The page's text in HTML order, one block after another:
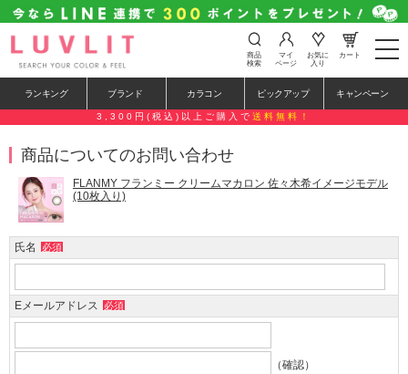
t
o
e
n
g
o
商品
検索
マイ
ページ
お気に
入り
カート
ランキング ブランド カラコン ピックアップ キャンペーン
3,300円(税込)以上ご購入で 送料無料！
商品についてのお問い合わせ
FLANMY フランミー クリームマカロン 佐々木希イメージモデル
(10枚入り)
氏名 必須
Eメールアドレス 必須
（確認）